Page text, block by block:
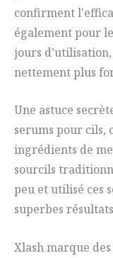
confirment
également pour
jours d'utilisation,
nettement plus
Une astuce
serums pour cils,
ingrédients de
sourcils
peu et utilisé ces
superbes
Xlash marque